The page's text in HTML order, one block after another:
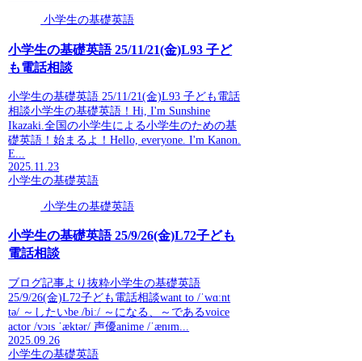
小学生の基礎英語
小学生の基礎英語 25/11/21(金)L93 子ど
も電話相談
小学生の基礎英語 25/11/21(金)L93 子ども電話
相談小学生の基礎英語！Hi, I'm Sunshine
Ikazaki.全国の小学生による小学生のための基
礎英語！始まるよ！Hello, everyone. I'm Kanon.
E...
2025.11.23
小学生の基礎英語
小学生の基礎英語
小学生の基礎英語 25/9/26(金)L72子ども
電話相談
ブログ記事より抜粋小学生の基礎英語
25/9/26(金)L72子ども電話相談want to /ˈwɑːnt
tə/ ～したいbe /biː/ ～になる、～であるvoice
actor /vɔɪs ˈæktər/ 声優anime /ˈænɪm...
2025.09.26
小学生の基礎英語